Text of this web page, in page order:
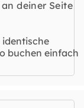
deiner Seite
identische
buchen einfach